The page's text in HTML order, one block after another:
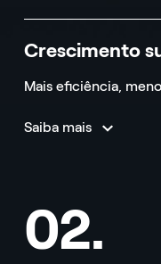
Crescimento
Mais eficiência,
Saiba mais
02.